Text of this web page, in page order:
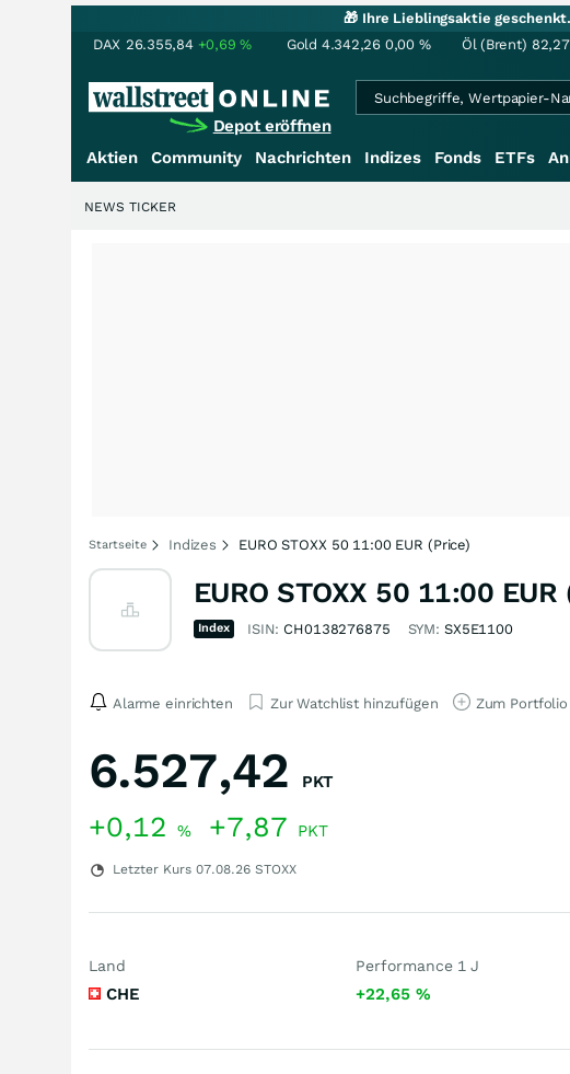
🎁 Ihre Lieblingsaktie
DAX 26.355,84 +0,69% Gold 4.342,26 0,00 % Öl (Brent) 82,27
Depot eröffnen
Aktien Community Nachrichten Indizes Fonds ETFs
NEWS TICKER
Startseite Indizes EURO STOXX 50 11:00 EUR (Price)
EURO STOXX 50 11:00
Index ISIN: CH0138276875 SYM: SX5E1100
Alarme einrichten Zur Watchlist hinzufügen Zum
6.527,42 PKT
+0,12 % +7,87 PKT
Letzter Kurs 07.08.26 STOXX
Land
CHE
Performance 1 J
+22,65 %